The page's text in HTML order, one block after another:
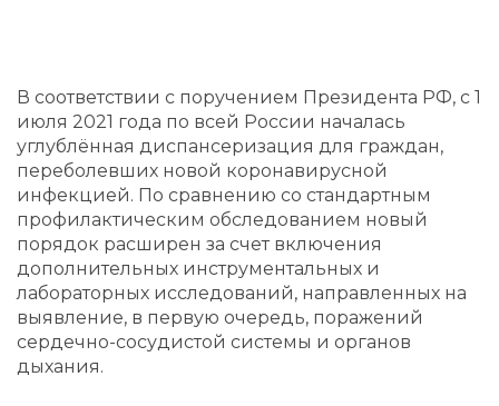
В соответствии с поручением Президента РФ, с 1
июля 2021 года по всей России началась
углублённая диспансеризация для граждан,
переболевших новой коронавирусной
инфекцией. По сравнению со стандартным
профилактическим обследованием новый
порядок расширен за счет включения
дополнительных инструментальных и
лабораторных исследований, направленных на
выявление, в первую очередь, поражений
сердечно-сосудистой системы и органов
дыхания.